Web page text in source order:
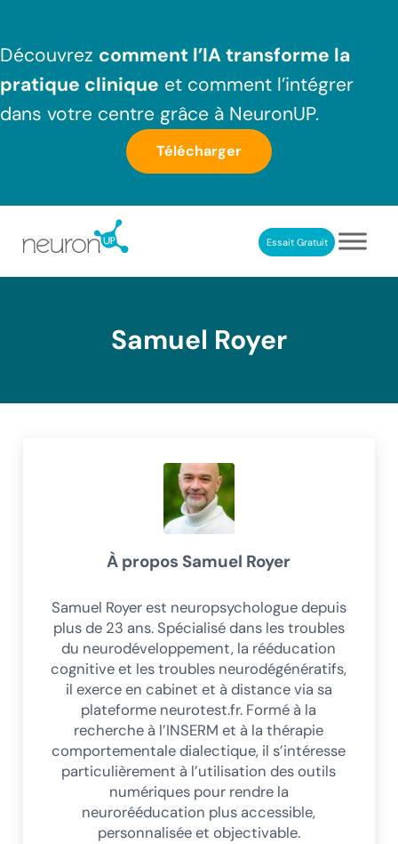
Découvrez comment l’IA transforme la
pratique clinique et comment l’intégrer
dans votre centre grâce à NeuronUP.
Télécharger
Essait Gratuit
Samuel Royer
À propos Samuel Royer
Samuel Royer est neuropsychologue depuis
plus de 23 ans. Spécialisé dans les troubles
du neurodéveloppement, la rééducation
cognitive et les troubles neurodégénératifs,
il exerce en cabinet et à distance via sa
plateforme neurotest.fr. Formé à la
recherche à l’INSERM et à la thérapie
comportementale dialectique, il s’intéresse
particulièrement à l’utilisation des outils
numériques pour rendre la
neurorééducation plus accessible,
personnalisée et objectivable.